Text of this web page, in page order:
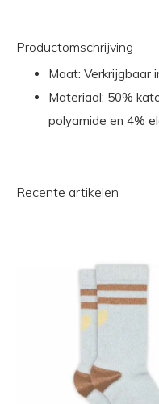
Productomschrijving
Maat: Verkrijgbaar
Materiaal: 50%
polyamide en 4%
Recente artikelen